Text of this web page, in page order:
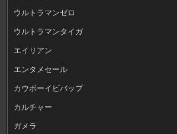
ウルトラマンゼロ
ウルトラマンタイガ
エイリアン
エンタメセール
カウボーイビバップ
カルチャー
ガメラ